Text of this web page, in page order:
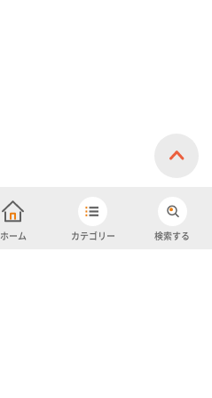
ホーム カテゴリー 検索する